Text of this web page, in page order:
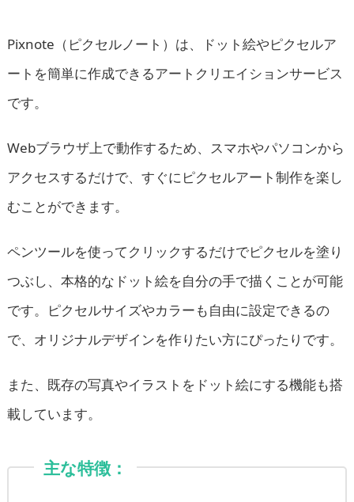
Pixnote（ピクセルノート）は、ドット絵やピクセルア
ートを簡単に作成できるアートクリエイションサービス
です。
Webブラウザ上で動作するため、スマホやパソコンから
アクセスするだけで、すぐにピクセルアート制作を楽し
むことができます。
ペンツールを使ってクリックするだけでピクセルを塗り
つぶし、本格的なドット絵を自分の手で描くことが可能
です。ピクセルサイズやカラーも自由に設定できるの
で、オリジナルデザインを作りたい方にぴったりです。
また、既存の写真やイラストをドット絵にする機能も搭
載しています。
主な特徴：